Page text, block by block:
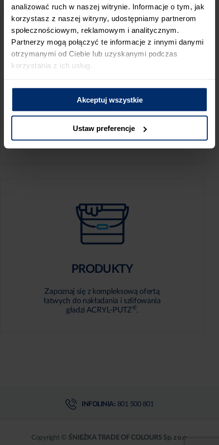
analizować ruch w naszej witrynie. Informacje o tym, jak
korzystasz z naszej witryny, udostępniamy partnerom
społecznościowym, reklamowym i analitycznym.
Partnerzy mogą połączyć te informacje z innymi danymi
otrzymanymi od Ciebie lub uzyskanymi podczas
korzystania z ich usług.
Akceptuj wszystkie
Ustaw preferencje
KALKULATOR ZUŻYCIA
Oblicz, jaką ilość produktów potrzebujesz,
aby perfekcyjnie wygładzić swoje ściany.
PRODUKTY
Zapoznaj się z kompleksową ofertą
łatwych do nakładania i szlifowania
gładzi ACRYL-PUTZ®.
INFOLINIA: 801 500 801
Copyright © ŚNIEŻKA TRADE OF COLOURS Sp. z o.o.